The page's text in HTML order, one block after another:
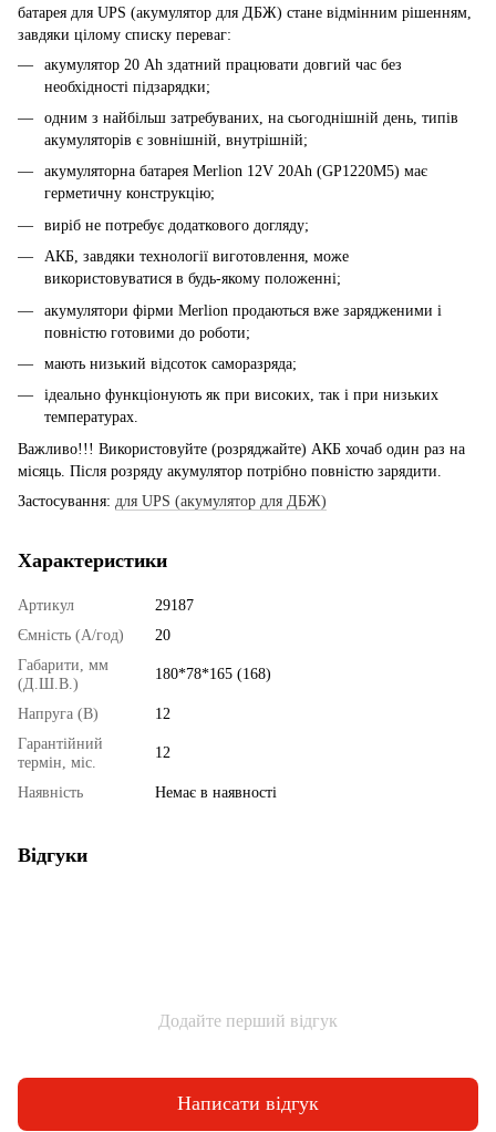
батарея для UPS (акумулятор для ДБЖ) стане відмінним рішенням,
завдяки цілому списку переваг:
акумулятор 20 Аh здатний працювати довгий час без
необхідності підзарядки;
одним з найбільш затребуваних, на сьогоднішній день, типів
акумуляторів є зовнішній, внутрішній;
акумуляторна батарея Merlion 12V 20Ah (GP1220M5) має
герметичну конструкцію;
виріб не потребує додаткового догляду;
АКБ, завдяки технології виготовлення, може
використовуватися в будь-якому положенні;
акумулятори фірми Merlion продаються вже зарядженими і
повністю готовими до роботи;
мають низький відсоток саморазряда;
ідеально функціонують як при високих, так і при низьких
температурах.
Важливо!!! Використовуйте (розряджайте) АКБ хочаб один раз на
місяць. Після розряду акумулятор потрібно повністю зарядити.
Застосування: для UPS (акумулятор для ДБЖ)
Характеристики
Артикул
29187
Ємність (А/год)
20
Габарити, мм
(Д.Ш.В.)
180*78*165 (168)
Напруга (В)
12
Гарантійний
термін, міс.
12
Наявність Немає в наявності
Відгуки
Додайте перший відгук
Написати відгук